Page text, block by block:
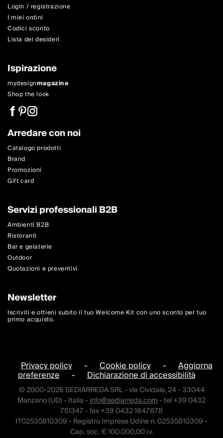
Login / registrazione
I miei ordini
Codici sconto
Lista dei desideri
Ispirazione
mydesignmagazine
Shop the look
Arredare con noi
Catalogo prodotti
Brand
Promozioni
Gift card
Servizi professionali B2B
Ambienti B2B
Ristoranti
Bar e gelaterie
Outdoor
Quotazioni e preventivi
Newsletter
Iscriviti e ottieni subito il tuo Welcome Kit con uno sconto per tuo
primo acquisto.
Privacy policy - Cookie policy - Aggiorna
preferenze - Dichiarazione di accessibilità
© 2000-2026 SEDIARREDA SRL - via Cividale, 24 - 33044
Manzano (UD) - Italia -info@sediarreda.com- tel +39 0432
751347 - fax +39 0432 1847878
IT02535810309 - Registro Imprese Udine n. 02535810309 -
Cap. soc. € 100.000,00 i.v.